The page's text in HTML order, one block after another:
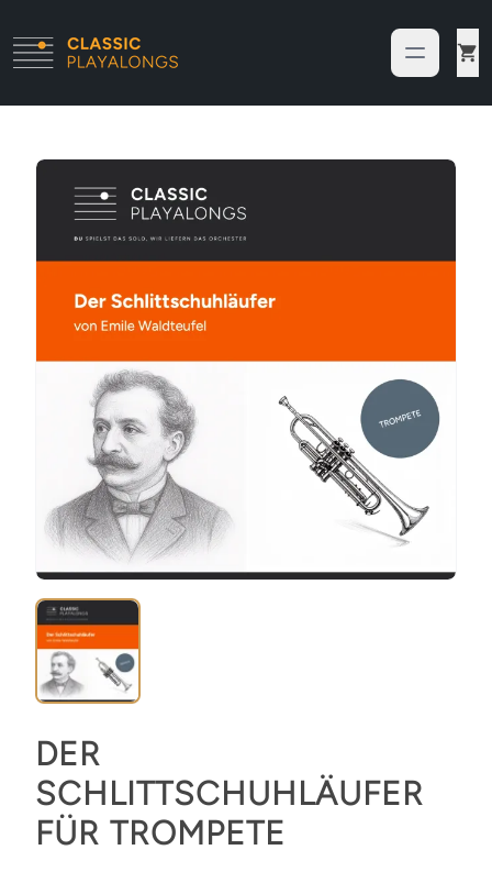
DER
SCHLITTSCHUHLÄUFER
FÜR TROMPETE